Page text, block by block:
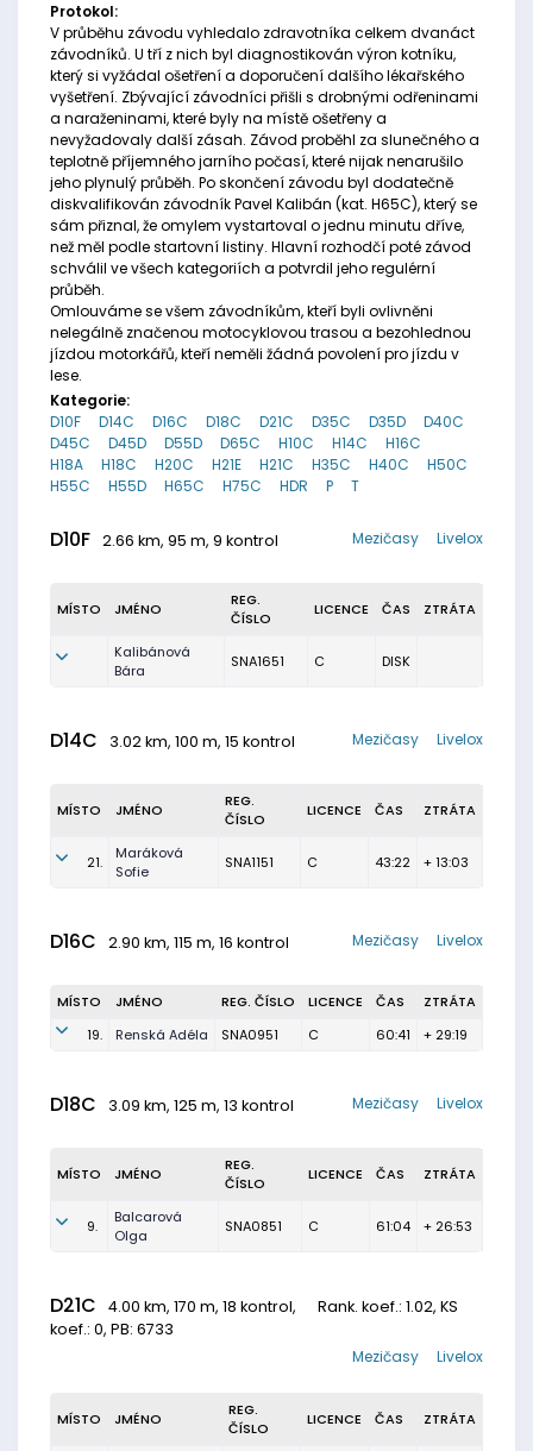
Protokol:
V průběhu závodu vyhledalo zdravotníka celkem dvanáct
závodníků. U tří z nich byl diagnostikován výron kotníku,
který si vyžádal ošetření a doporučení dalšího lékařského
vyšetření. Zbývající závodníci přišli s drobnými odřeninami
a naraženinami, které byly na místě ošetřeny a
nevyžadovaly další zásah. Závod proběhl za slunečného a
teplotně příjemného jarního počasí, které nijak nenarušilo
jeho plynulý průběh. Po skončení závodu byl dodatečně
diskvalifikován závodník Pavel Kalibán (kat. H65C), který se
sám přiznal, že omylem vystartoval o jednu minutu dříve,
než měl podle startovní listiny. Hlavní rozhodčí poté závod
schválil ve všech kategoriích a potvrdil jeho regulérní
průběh.
Omlouváme se všem závodníkům, kteří byli ovlivněni
nelegálně značenou motocyklovou trasou a bezohlednou
jízdou motorkářů, kteří neměli žádná povolení pro jízdu v
lese.
Kategorie:
D10F
D14C D16C D18C D21C D35C D35D
D40C
D45C
D45D D55D D65C H10C H14C
H16C
H18A
H18C H20C H21E H21C H35C H40C
H50C
H55C
H55D H65C H75C HDR P T
D10F 2.66 km, 95 m, 9 kontrol Livelox
Mezičasy
MÍSTO JMÉNO
REG.
ČÍSLO
LICENCE ČAS ZTRÁTA
Kalibánová
Bára
SNA1651 C DISK
D14C 3.02 km, 100 m, 15 kontrol Livelox
Mezičasy
MÍSTO JMÉNO
REG.
ČÍSLO
LICENCE ČAS ZTRÁTA
21.
Maráková
Sofie
SNA1151 C 43:22 + 13:03
D16C 2.90 km, 115 m, 16 kontrol Livelox
Mezičasy
MÍSTO JMÉNO REG. ČÍSLO LICENCE ČAS
ZTRÁTA
19.
Renská Adéla SNA0951 C 60:41 + 29:19
D18C 3.09 km, 125 m, 13 kontrol Livelox
Mezičasy
MÍSTO JMÉNO
REG.
ČÍSLO
LICENCE ČAS ZTRÁTA
9.
Balcarová
Olga
SNA0851 C 61:04 + 26:53
D21C 4.00 km, 170 m, 18 kontrol, Rank. koef.: 1.02, KS
koef.: 0, PB: 6733
Livelox
Mezičasy
MÍSTO JMÉNO
REG.
ČÍSLO
LICENCE ČAS ZTRÁTA